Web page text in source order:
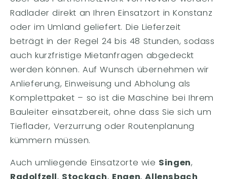
Radlader direkt an Ihren Einsatzort in Konstanz
oder im Umland geliefert. Die Lieferzeit
beträgt in der Regel 24 bis 48 Stunden, sodass
auch kurzfristige Mietanfragen abgedeckt
werden können. Auf Wunsch übernehmen wir
Anlieferung, Einweisung und Abholung als
Komplettpaket – so ist die Maschine bei Ihrem
Bauleiter einsatzbereit, ohne dass Sie sich um
Tieflader, Verzurrung oder Routenplanung
kümmern müssen.
Auch umliegende Einsatzorte wie Singen,